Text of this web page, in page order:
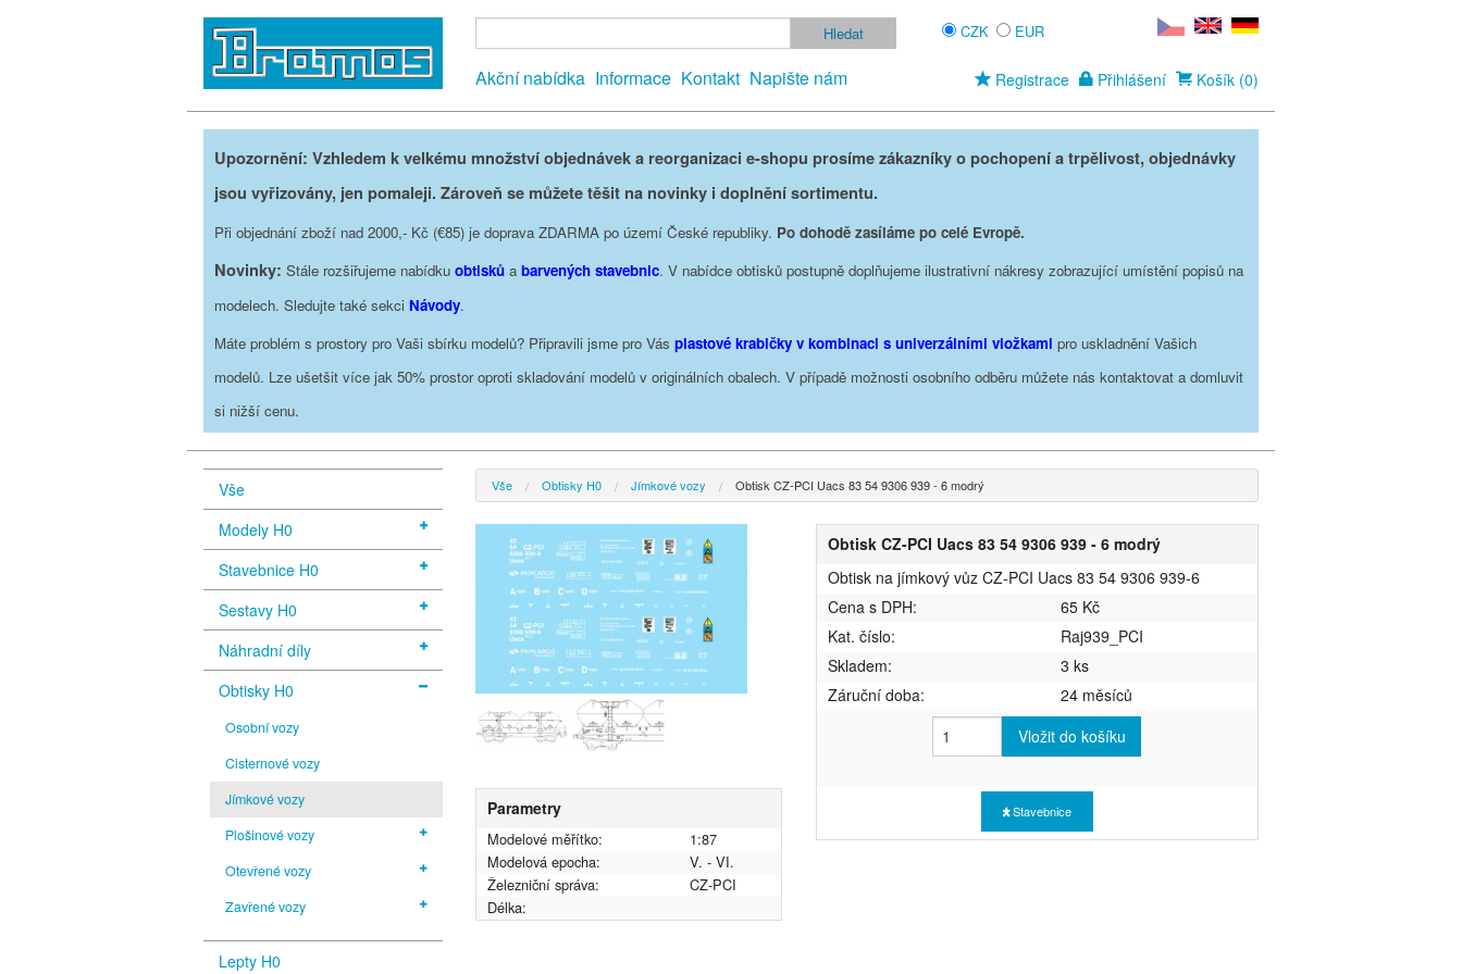
Akční nabídka Informace Kontakt Napište nám
CZK EUR
Registrace Přihlášení Košík (0)
Upozornění: Vzhledem k velkému množství objednávek a reorganizaci e-shopu prosíme zákazníky o pochopení a trpělivost, objednávky
jsou vyřizovány, jen pomaleji. Zároveň se můžete těšit na novinky i doplnění sortimentu.
Při objednání zboží nad 2000,- Kč (€85) je doprava ZDARMA po území České republiky. Po dohodě zasíláme po celé Evropě.
Novinky: Stále rozšiřujeme nabídku obtisků a barvených stavebnic. V nabídce obtisků postupně doplňujeme ilustrativní nákresy zobrazující umístění popisů na
modelech. Sledujte také sekci Návody.
Máte problém s prostory pro Vaši sbírku modelů? Připravili jsme pro Vás plastové krabičky v kombinaci s univerzálními vložkami pro uskladnění Vašich
modelů. Lze ušetšit více jak 50% prostor oproti skladování modelů v originálních obalech. V případě možnosti osobního odběru můžete nás kontaktovat a domluvit
si nižší cenu.
Vše
Modely H0
Stavebnice H0
Sestavy H0
Náhradní díly
Obtisky H0
Osobní vozy
Cisternové vozy
Jímkové vozy
Plošinové vozy
Otevřené vozy
Zavřené vozy
Lepty H0
Vše Obtisky H0 Jímkové vozy Obtisk CZ-PCI Uacs 83 54 9306 939 - 6 modrý
Parametry
Modelové měřítko:
1:87
Modelová epocha:
V. - VI.
Železniční správa:
CZ-PCI
Délka:
Obtisk CZ-PCI Uacs 83 54 9306 939 - 6 modrý
Obtisk na jímkový vůz CZ-PCI Uacs 83 54 9306 939-6
Cena s DPH:
65 Kč
Kat. číslo:
Raj939_PCI
Skladem:
3 ks
Záruční doba:
24 měsíců
Vložit do košíku
Stavebnice